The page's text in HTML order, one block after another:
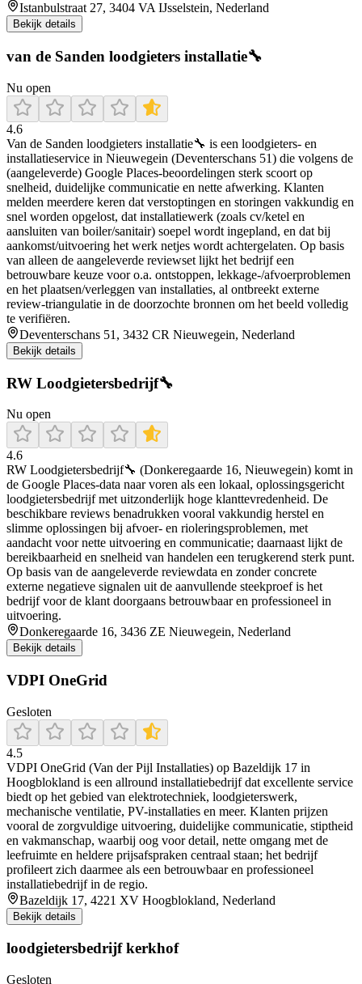
Istanbulstraat 27, 3404 VA IJsselstein, Nederland
Bekijk details
van de Sanden loodgieters installatie🔧
Nu open
4.6
Van de Sanden loodgieters installatie🔧 is een loodgieters- en
installatieservice in Nieuwegein (Deventerschans 51) die volgens de
(aangeleverde) Google Places-beoordelingen sterk scoort op
snelheid, duidelijke communicatie en nette afwerking. Klanten
melden meerdere keren dat verstoptingen en storingen vakkundig en
snel worden opgelost, dat installatiewerk (zoals cv/ketel en
aansluiten van boiler/sanitair) soepel wordt ingepland, en dat bij
aankomst/uitvoering het werk netjes wordt achtergelaten. Op basis
van alleen de aangeleverde reviewset lijkt het bedrijf een
betrouwbare keuze voor o.a. ontstoppen, lekkage-/afvoerproblemen
en het plaatsen/verleggen van installaties, al ontbreekt externe
review-triangulatie in de doorzochte bronnen om het beeld volledig
te verifiëren.
Deventerschans 51, 3432 CR Nieuwegein, Nederland
Bekijk details
RW Loodgietersbedrijf🔧
Nu open
4.6
RW Loodgietersbedrijf🔧 (Donkeregaarde 16, Nieuwegein) komt in
de Google Places-data naar voren als een lokaal, oplossingsgericht
loodgietersbedrijf met uitzonderlijk hoge klanttevredenheid. De
beschikbare reviews benadrukken vooral vakkundig herstel en
slimme oplossingen bij afvoer- en rioleringsproblemen, met
aandacht voor nette uitvoering en communicatie; daarnaast lijkt de
bereikbaarheid en snelheid van handelen een terugkerend sterk punt.
Op basis van de aangeleverde reviewdata en zonder concrete
externe negatieve signalen uit de aanvullende steekproef is het
bedrijf voor de klant doorgaans betrouwbaar en professioneel in
uitvoering.
Donkeregaarde 16, 3436 ZE Nieuwegein, Nederland
Bekijk details
VDPI OneGrid
Gesloten
4.5
VDPI OneGrid (Van der Pijl Installaties) op Bazeldijk 17 in
Hoogblokland is een allround installatiebedrijf dat excellente service
biedt op het gebied van elektrotechniek, loodgieterswerk,
mechanische ventilatie, PV-installaties en meer. Klanten prijzen
vooral de zorgvuldige uitvoering, duidelijke communicatie, stiptheid
en vakmanschap, waarbij oog voor detail, nette omgang met de
leefruimte en heldere prijsafspraken centraal staan; het bedrijf
profileert zich daarmee als een betrouwbaar en professioneel
installatiebedrijf in de regio.
Bazeldijk 17, 4221 XV Hoogblokland, Nederland
Bekijk details
loodgietersbedrijf kerkhof
Gesloten